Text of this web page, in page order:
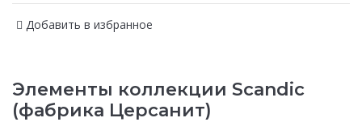
Добавить в избранное
Элементы коллекции Scandic
(фабрика Церсанит)